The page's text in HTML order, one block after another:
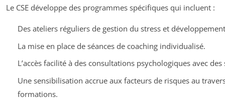
Le CSE développe des programmes spécifiques qui incluent :
Des ateliers réguliers de gestion du stress et
La mise en place de séances de coaching individualisé.
L’accès facilité à des consultations psychologiques avec des
Une sensibilisation accrue aux facteurs de risques au
formations.